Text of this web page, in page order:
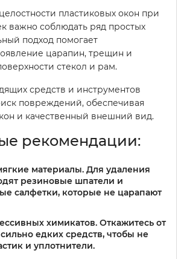
пластиковых окон при
важно соблюдать ряд простых
подход помогает
царапин, трещин и
стекол и рам.
средств и инструментов
повреждений, обеспечивая
и качественный внешний вид.
рекомендации:
материалы. Для удаления
резиновые шпатели и
салфетки, которые не царапают
химикатов. Откажитесь от
едких средств, чтобы не
и уплотнители.